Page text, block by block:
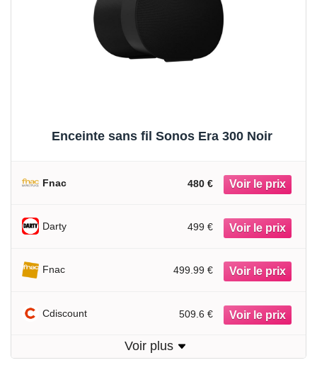
Enceinte sans fil Sonos Era 300 Noir
Fnac 480 €
Darty 499 €
Fnac 499.99 €
Cdiscount 509.6 €
Voir plus